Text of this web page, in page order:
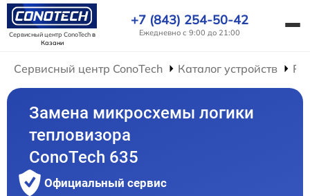
Сервисный центр ConoTechв
Казани
+7 (843) 254-50-42
Ежедневно с 9:00 до 21:00
Сервисный центр ConoTech Каталог устройств
Замена микросхемы логики
тепловизора
ConoTech 635
Официальный сервис